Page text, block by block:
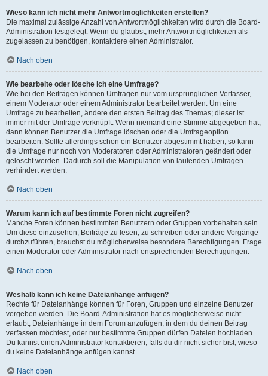
Wieso kann ich nicht mehr Antwortmöglichkeiten erstellen?
Die maximal zulässige Anzahl von Antwortmöglichkeiten wird durch die Board-
Administration festgelegt. Wenn du glaubst, mehr Antwortmöglichkeiten als
zugelassen zu benötigen, kontaktiere einen Administrator.
Nach oben
Wie bearbeite oder lösche ich eine Umfrage?
Wie bei den Beiträgen können Umfragen nur vom ursprünglichen Verfasser,
einem Moderator oder einem Administrator bearbeitet werden. Um eine
Umfrage zu bearbeiten, ändere den ersten Beitrag des Themas; dieser ist
immer mit der Umfrage verknüpft. Wenn niemand eine Stimme abgegeben hat,
dann können Benutzer die Umfrage löschen oder die Umfrageoption
bearbeiten. Sollte allerdings schon ein Benutzer abgestimmt haben, so kann
die Umfrage nur noch von Moderatoren oder Administratoren geändert oder
gelöscht werden. Dadurch soll die Manipulation von laufenden Umfragen
verhindert werden.
Nach oben
Warum kann ich auf bestimmte Foren nicht zugreifen?
Manche Foren können bestimmten Benutzern oder Gruppen vorbehalten sein.
Um diese einzusehen, Beiträge zu lesen, zu schreiben oder andere Vorgänge
durchzuführen, brauchst du möglicherweise besondere Berechtigungen. Frage
einen Moderator oder Administrator nach entsprechenden Berechtigungen.
Nach oben
Weshalb kann ich keine Dateianhänge anfügen?
Rechte für Dateianhänge können für Foren, Gruppen und einzelne Benutzer
vergeben werden. Die Board-Administration hat es möglicherweise nicht
erlaubt, Dateianhänge in dem Forum anzufügen, in dem du deinen Beitrag
verfassen möchtest, oder nur bestimmte Gruppen dürfen Dateien hochladen.
Du kannst einen Administrator kontaktieren, falls du dir nicht sicher bist, wieso
du keine Dateianhänge anfügen kannst.
Nach oben